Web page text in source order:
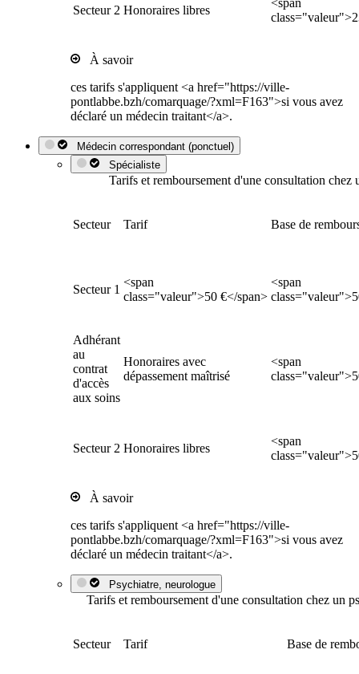
Secteur 2 Honoraires libres
<span
À savoir
ces tarifs s'appliquent <a href="https://ville-
pontlabbe.bzh/comarquage/?xml=F163">si vous avez
déclaré un médecin traitant</a>.
Médecin correspondant (ponctuel)
Spécialiste
Tarifs et remboursement d'une consultation chez
Secteur Tarif Base de
Secteur 1
<span
class="valeur">50 €</span>
<span
Adhérant
au
contrat
d'accès
aux soins
Honoraires avec
dépassement maîtrisé
<span
Secteur 2 Honoraires libres
<span
À savoir
ces tarifs s'appliquent <a href="https://ville-
pontlabbe.bzh/comarquage/?xml=F163">si vous avez
déclaré un médecin traitant</a>.
Psychiatre, neurologue
Tarifs et remboursement d'une consultation chez un
Secteur Tarif Base de